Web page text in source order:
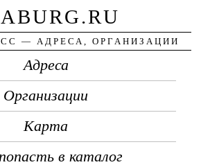
— АДРЕСА, ОРГАНИЗАЦИИ
Адреса
Организации
Карта
в каталог